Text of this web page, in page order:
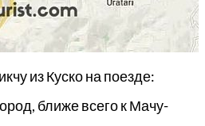
из Куско на поезде:
ближе всего к Мачу-